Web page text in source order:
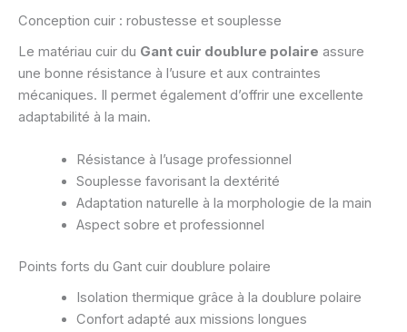
Conception cuir : robustesse et souplesse
Le matériau cuir du Gant cuir doublure polaire assure
une bonne résistance à l’usure et aux contraintes
mécaniques. Il permet également d’offrir une excellente
adaptabilité à la main.
Résistance à l’usage professionnel
Souplesse favorisant la dextérité
Adaptation naturelle à la morphologie de la main
Aspect sobre et professionnel
Points forts du Gant cuir doublure polaire
Isolation thermique grâce à la doublure polaire
Confort adapté aux missions longues